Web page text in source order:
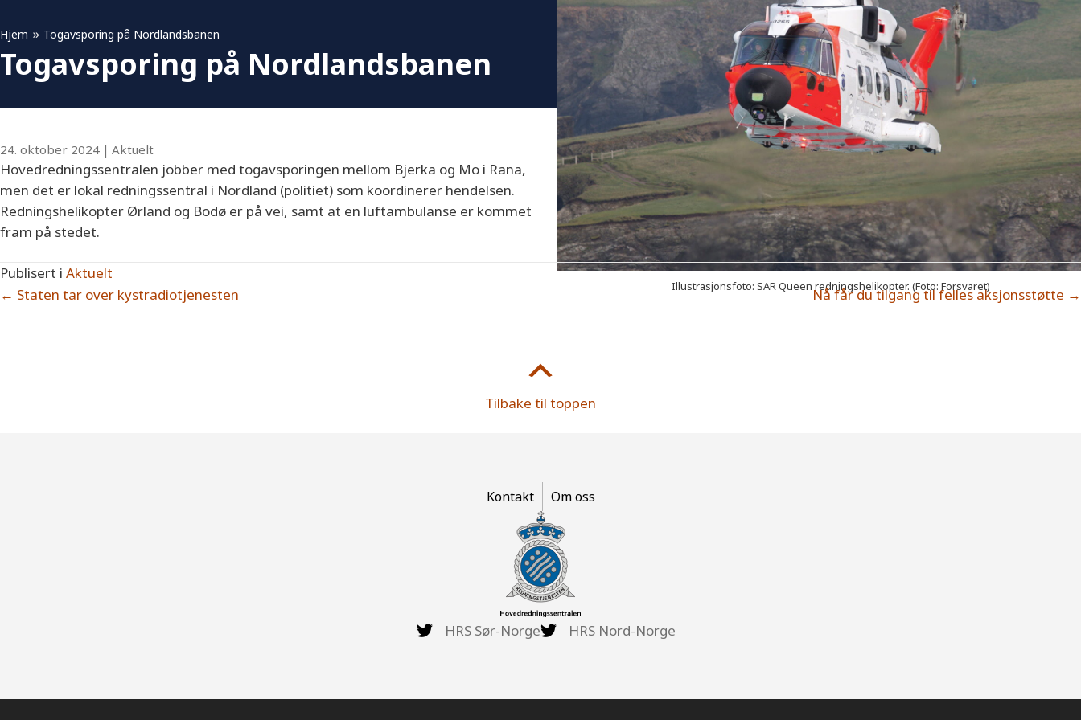
Hjem » Togavsporing på Nordlandsbanen
Togavsporing på Nordlandsbanen
Illustrasjonsfoto: SAR Queen redningshelikopter. (Foto: Forsvaret)
24. oktober 2024 | Aktuelt
Hovedredningssentralen jobber med togavsporingen mellom Bjerka og Mo i Rana,
men det er lokal redningssentral i Nordland (politiet) som koordinerer hendelsen.
Redningshelikopter Ørland og Bodø er på vei, samt at en luftambulanse er kommet
fram på stedet.
Publisert i Aktuelt
Posts
← Staten tar over kystradiotjenesten Nå får du tilgang til felles aksjonsstøtte →
Tilbake til toppen
Kontakt Om oss
HRS Sør-Norge HRS Nord-Norge